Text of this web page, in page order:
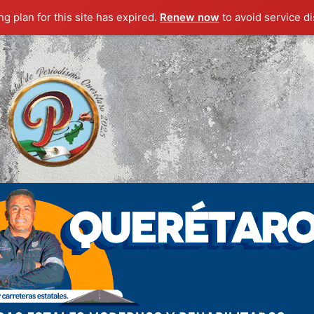
plan for this site has expired. Renew now to avoid service